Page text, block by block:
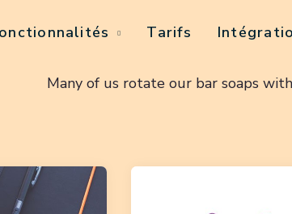
Tarifs
Many of us rotate our bar soaps